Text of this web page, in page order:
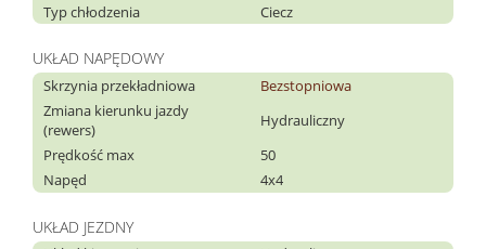
Typ chłodzenia
Ciecz
UKŁAD NAPĘDOWY
Skrzynia przekładniowa
Bezstopniowa
Zmiana kierunku jazdy
(rewers)
Hydrauliczny
Prędkość max
50
Napęd
4x4
UKŁAD JEZDNY